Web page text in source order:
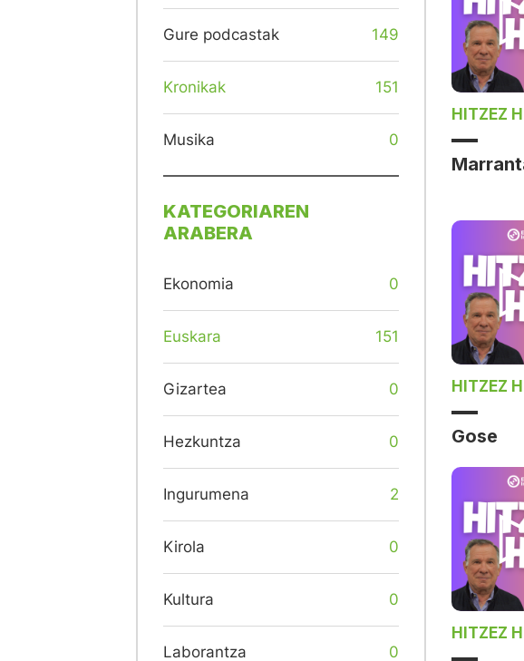
Gure podcastak 149
Kronikak 151
Musika 0
KATEGORIAREN
ARABERA
Ekonomia 0
Euskara 151
Gizartea 0
Hezkuntza 0
Ingurumena 2
Kirola 0
Kultura 0
Laborantza 0
HITZEZ
HITZEZ
Gose
HITZEZ